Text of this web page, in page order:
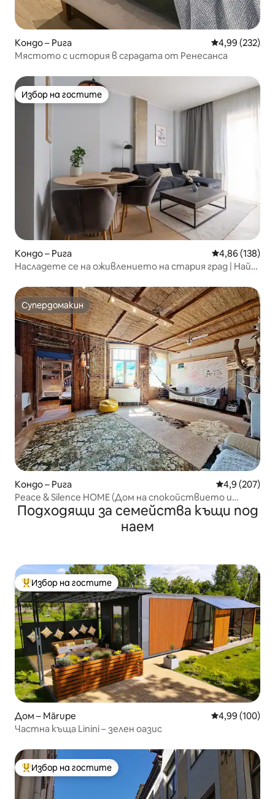
Кондо – Рига Средна
4,99 (232)
Мястото с история в сградата от Ренесанса
Избор на гостите
Избор на гостите
Кондо – Рига Средна
4,86 (138)
Насладете се на оживлението на стария град | Най-
Супердомакин
Супердомакин
Кондо – Рига Средна
4,9 (207)
Peace & Silence HOME (Дом на спокойствието и
тишината)
Подходящи за семейства къщи под
наем
Най-популярен избор на гостите
Избор на гостите
Дом – Mārupe Средна
4,99 (100)
Частна къща Linini – зелен оазис
Най-популярен избор на гостите
Избор на гостите